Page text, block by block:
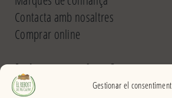
Gestionar el consentiment
Contacta amb nosaltres
Comprar online
El Rebost del Pou Calent